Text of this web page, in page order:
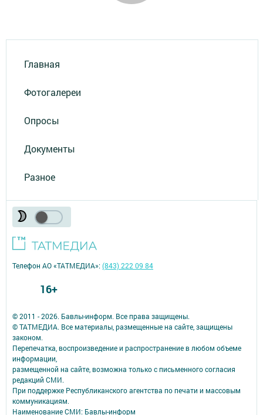
Главная
Фотогалереи
Опросы
Документы
Разное
© 2011 - 2026. Бавлы-информ. Все права защищены.
© ТАТМЕДИА. Все материалы, размещенные на сайте, защищены
законом.
Перепечатка, воспроизведение и распространение в любом объеме
информации,
размещенной на сайте, возможна только с письменного согласия
редакций СМИ.
При поддержке Республиканского агентства по печати и массовым
коммуникациям.
Наименование СМИ: Бавлы-информ
Телефон АО «ТАТМЕДИА»:(843) 222 09 84
16+